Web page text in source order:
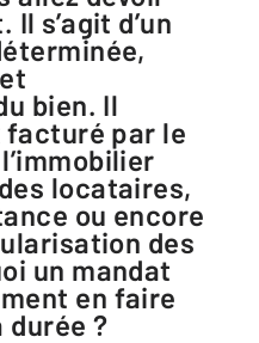
s’agit d’un
bien. Il
par le
locataires,
ou encore
des
un mandat
en faire
durée ?